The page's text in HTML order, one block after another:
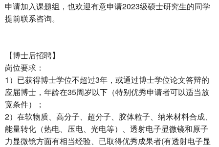
申请加入课题组，也欢迎有意申请2023级硕士研究生的同学
提前联系咨询。
【博士后招聘】
岗位要求：
1）已获得博士学位不超过3年，或通过博士学位论文答辩的
应届博士，年龄在35周岁以下（特别优秀申请者可以适当放
宽条件）；
2）在软物质、高分子、超分子、胶体粒子、纳米材料合成、
能量转化（热电、压电、光电等）、透射电子显微镜和原子
力显微镜方面有相当经验、已取得优秀成果者(有透射电子显